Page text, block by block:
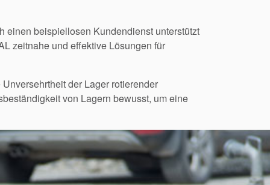
einen beispiellosen Kundendienst unterstützt
zeitnahe und effektive Lösungen für
der Lager rotierender
von Lagern bewusst, um eine